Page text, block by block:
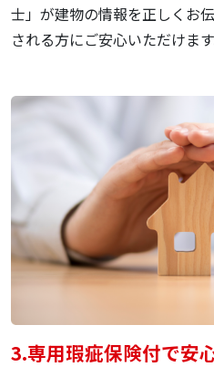
士」が建物の情報を正しくお
される方にご安心いただけます
3.専用瑕疵保険付で安